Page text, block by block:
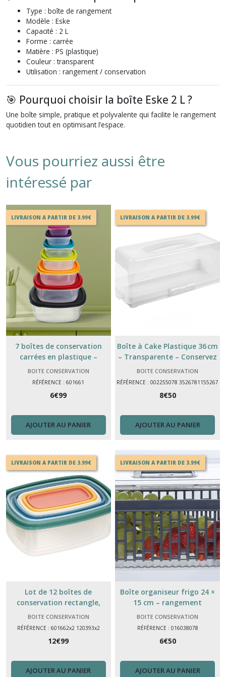
Type : boîte de rangement
Modèle : Eske
Capacité : 2 L
Forme : carrée
Matière : PS (plastique)
Couleur : transparent
Utilisation : rangement / conservation
🎯 Pourquoi choisir la boîte Eske 2 L ?
Une boîte simple, pratique et polyvalente qui facilite le rangement
quotidien tout en optimisant l’espace.
Vous pourriez aussi être
intéressé par
LIVRAISON A PARTIR DE 3.99€
7 boîtes de conservation
carrées en plastique –
Rangement alimentaire
hermétique
BOITE CONSERVATION
RÉFÉRENCE : 601661
6€99
AJOUTER AU PANIER
LIVRAISON A PARTIR DE 3.99€
Boîte à Cake Plastique 36 cm
– Transparente – Conservez
& Présentez Vos Gâteaux
BOITE CONSERVATION
RÉFÉRENCE : 002255078 3526781155267
8€50
AJOUTER AU PANIER
LIVRAISON A PARTIR DE 3.99€
Lot de 12 boîtes de
conservation rectangle,
Plastique
BOITE CONSERVATION
RÉFÉRENCE : 601662x2 120393x2
12€99
AJOUTER AU PANIER
LIVRAISON A PARTIR DE 3.99€
Boîte organiseur frigo 24 ×
15 cm – rangement
réfrigérateur plastique
pratique
BOITE CONSERVATION
RÉFÉRENCE : 016038078
6€50
AJOUTER AU PANIER